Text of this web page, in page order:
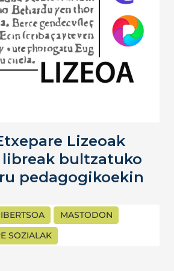
Lizeoak
libreak bultzatuko
pedagogikoekin
MASTODON
SOZIALAK